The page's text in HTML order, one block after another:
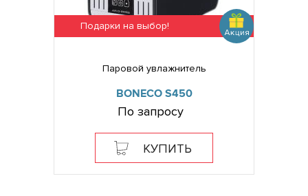
Подарки на выбор!
Паровой увлажнитель
BONECO S450
По запросу
КУПИТЬ